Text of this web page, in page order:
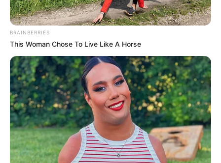
Umur:
40 Tahun
Profesi:
Bintang OnlyFans,Model,
Pengusaha
Edit
Ashleyk Hawaii atau Ashley kolfage adalah seorang pengusaha,
selebgram, model, bintang OnlyFans dan TikToker yang berasal
dari San Angelo, Texas, Amerika Serikat.
BRAINBERRIES
This Woman Chose To Live Like A Horse